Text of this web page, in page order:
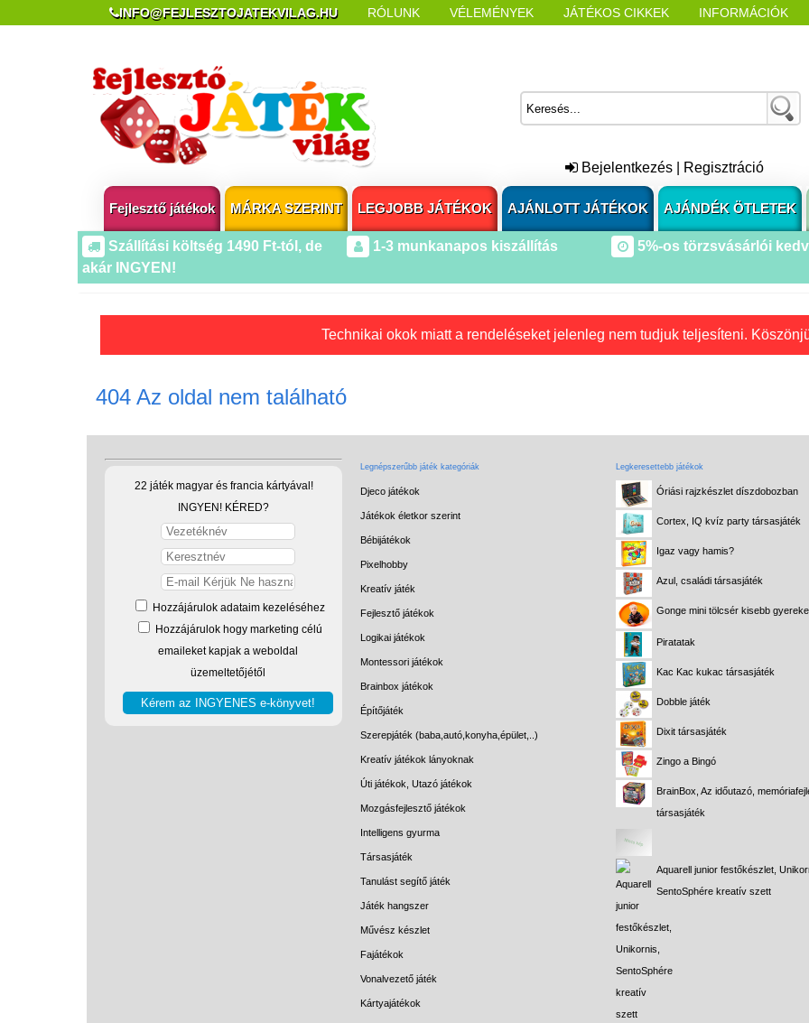
INFO@FEJLESZTOJATEKVILAG.HU RÓLUNK VÉLEMÉNYEK JÁTÉKOS CIKKEK INFORMÁCIÓK
Bejelentkezés Regisztráció
Fejlesztő játékok MÁRKA SZERINT LEGJOBB JÁTÉKOK AJÁNLOTT JÁTÉKOK AJÁNDÉK ÖTLETEK
Szállítási költség 1490 Ft-tól, de
akár INGYEN!
1-3 munkanapos kiszállítás 5%-os törzsvásárlói
Technikai okok miatt a rendeléseket jelenleg nem tudjuk teljesíteni.
404 Az oldal nem található
22 játék magyar és francia kártyával!
INGYEN! KÉRED?
Hozzájárulok adataim kezeléséhez
Hozzájárulok hogy marketing célú
emaileket kapjak a weboldal
üzemeltetőjétől
Legnépszerűbb játék kategóriák
Djeco játékok
Játékok életkor szerint
Bébijátékok
Pixelhobby
Kreatív játék
Fejlesztő játékok
Logikai játékok
Montessori játékok
Brainbox játékok
Építőjáték
Szerepjáték (baba,autó,konyha,épület,..)
Kreatív játékok lányoknak
Úti játékok, Utazó játékok
Mozgásfejlesztő játékok
Intelligens gyurma
Társasjáték
Tanulást segítő játék
Játék hangszer
Művész készlet
Fajátékok
Vonalvezető játék
Kártyajátékok
Legkeresettebb játékok
Óriási rajzkészlet díszdobozban
Cortex, IQ kvíz party társasjáték
Igaz vagy hamis?
Azul, családi társasjáték
Gonge mini tölcsér kisebb
Piratatak
Kac Kac kukac társasjáték
Dobble játék
Dixit társasjáték
Zingo a Bingó
BrainBox, Az időutazó,
társasjáték
Aquarell junior festőkészlet,
SentoSphére kreatív szett